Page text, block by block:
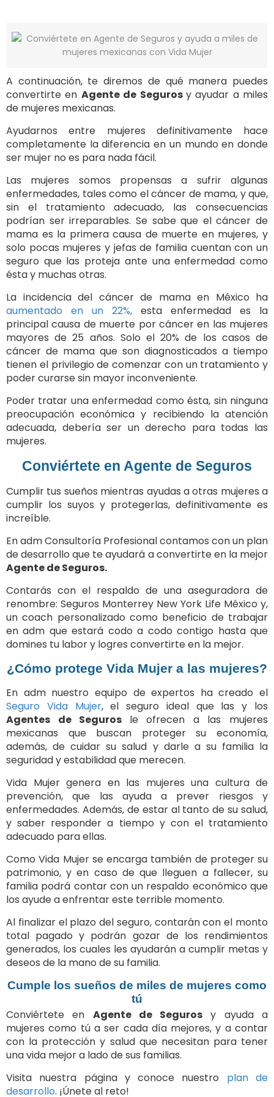
A continuación, te diremos de qué manera puedes
convertirte en Agente de Seguros y ayudar a miles
de mujeres mexicanas.
Ayudarnos entre mujeres definitivamente hace
completamente la diferencia en un mundo en donde
ser mujer no es para nada fácil.
Las mujeres somos propensas a sufrir algunas
enfermedades, tales como el cáncer de mama, y que,
sin el tratamiento adecuado, las consecuencias
podrían ser irreparables. Se sabe que el cáncer de
mama es la primera causa de muerte en mujeres, y
solo pocas mujeres y jefas de familia cuentan con un
seguro que las proteja ante una enfermedad como
ésta y muchas otras.
La incidencia del cáncer de mama en México ha
aumentado en un 22%, esta enfermedad es la
principal causa de muerte por cáncer en las mujeres
mayores de 25 años. Solo el 20% de los casos de
cáncer de mama que son diagnosticados a tiempo
tienen el privilegio de comenzar con un tratamiento y
poder curarse sin mayor inconveniente.
Poder tratar una enfermedad como ésta, sin ninguna
preocupación económica y recibiendo la atención
adecuada, debería ser un derecho para todas las
mujeres.
Conviértete en Agente de Seguros
Cumplir tus sueños mientras ayudas a otras mujeres a
cumplir los suyos y protegerlas, definitivamente es
increíble.
En adm Consultoría Profesional contamos con un plan
de desarrollo que te ayudará a convertirte en la mejor
Agente de Seguros.
Contarás con el respaldo de una aseguradora de
renombre: Seguros Monterrey New York Life México y,
un coach personalizado como beneficio de trabajar
en adm que estará codo a codo contigo hasta que
domines tu labor y logres convertirte en la mejor.
¿Cómo protege Vida Mujer a las mujeres?
En adm nuestro equipo de expertos ha creado el
Seguro Vida Mujer, el seguro ideal que las y los
Agentes de Seguros le ofrecen a las mujeres
mexicanas que buscan proteger su economía,
además, de cuidar su salud y darle a su familia la
seguridad y estabilidad que merecen.
Vida Mujer genera en las mujeres una cultura de
prevención, que las ayuda a prever riesgos y
enfermedades. Además, de estar al tanto de su salud,
y saber responder a tiempo y con el tratamiento
adecuado para ellas.
Como Vida Mujer se encarga también de proteger su
patrimonio, y en caso de que lleguen a fallecer, su
familia podrá contar con un respaldo económico que
los ayude a enfrentar este terrible momento.
Al finalizar el plazo del seguro, contarán con el monto
total pagado y podrán gozar de los rendimientos
generados, los cuales les ayudarán a cumplir metas y
deseos de la mano de su familia.
Cumple los sueños de miles de mujeres como
tú
Conviértete en Agente de Seguros y ayuda a
mujeres como tú a ser cada día mejores, y a contar
con la protección y salud que necesitan para tener
una vida mejor a lado de sus familias.
Visita nuestra página y conoce nuestro plan de
desarrollo. ¡Únete al reto!